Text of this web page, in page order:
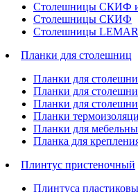
Столешницы СКИФ
Столешницы СКИФ
Столешницы
Планки для столешниц
Планки для
Планки для
Планки для
Планки
Планки для
Планка для
Плинтус пристеночный
Плинтуса